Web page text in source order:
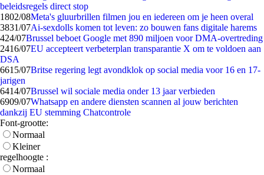
beleidsregels direct stop
1802/08Meta's gluurbrillen filmen jou en iedereen om je heen overal
3831/07Ai-sexdolls komen tot leven: zo bouwen fans digitale harems
424/07Brussel beboet Google met 890 miljoen voor DMA-overtreding
2416/07EU accepteert verbeterplan transparantie X om te voldoen aan
DSA
6615/07Britse regering legt avondklok op social media voor 16 en 17-
jarigen
6414/07Brussel wil sociale media onder 13 jaar verbieden
6909/07Whatsapp en andere diensten scannen al jouw berichten
dankzij EU stemming Chatcontrole
Font-grootte:
Normaal
Kleiner
regelhoogte :
Normaal